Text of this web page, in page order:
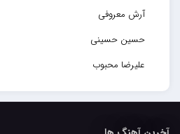
آرش معروفی
حسین حسینی
علیرضا محبوب
حسین حصارکی